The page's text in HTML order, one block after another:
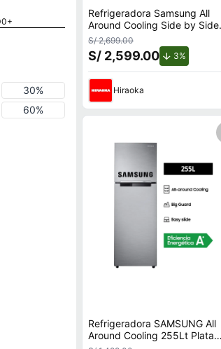
30%
60%
Refrigeradora Samsung All
Around Cooling Side by Side
564L Plata RS57DG4000M9/
S/ 2,699.00
S/ 2,599.00 3%de
Hiraoka
Refrigeradora SAMSUNG All
Around Cooling 255Lt Plata